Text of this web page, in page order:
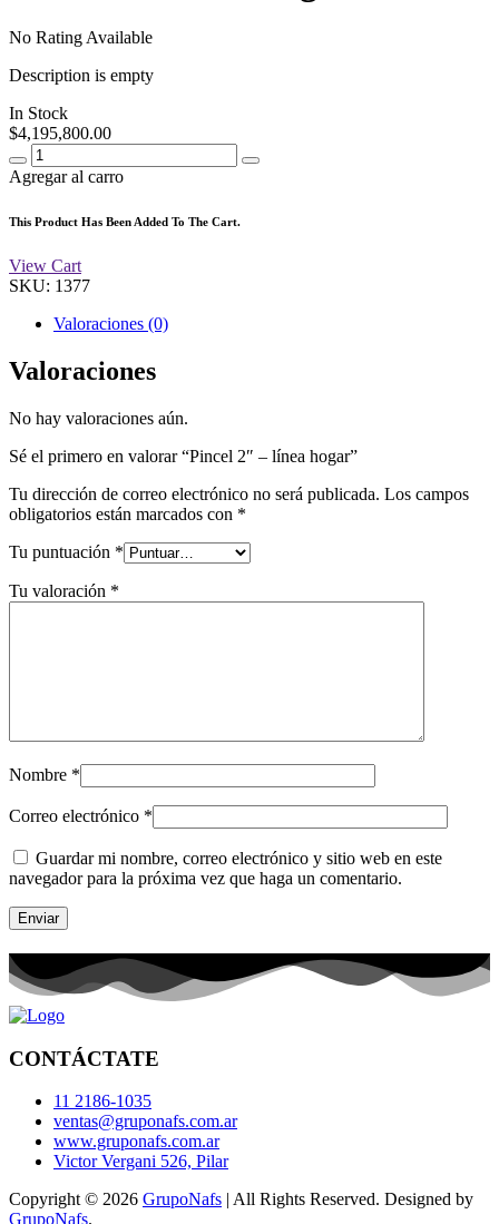
No Rating Available
Description is empty
In Stock
$4,195,800.00
Agregar al carro
This Product Has Been Added To The Cart.
View Cart
SKU: 1377
Valoraciones (0)
Valoraciones
No hay valoraciones aún.
Sé el primero en valorar “Pincel 2″ – línea hogar”
Tu dirección de correo electrónico no será publicada. Los campos
obligatorios están marcados con *
Tu puntuación *
Tu valoración *
Nombre *
Correo electrónico *
Guardar mi nombre, correo electrónico y sitio web en este
navegador para la próxima vez que haga un comentario.
CONTÁCTATE
11 2186-1035
ventas@gruponafs.com.ar
www.gruponafs.com.ar
Victor Vergani 526, Pilar
Copyright © 2026 GrupoNafs | All Rights Reserved. Designed by
GrupoNafs.